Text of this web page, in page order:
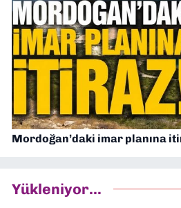
Mordoğan’daki imar planına
Yükleniyor...